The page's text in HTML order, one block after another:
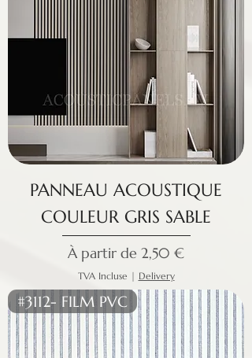
PANNEAU ACOUSTIQUE
COULEUR GRIS SABLE
À partir de 2,50 €
Prix promotionnel
TVA Incluse | Delivery
#3112- FILM PVC